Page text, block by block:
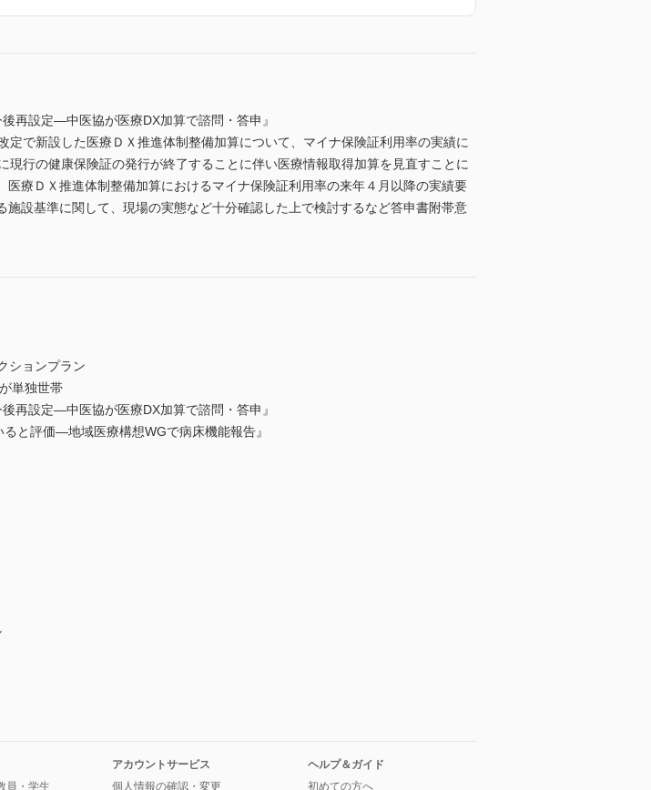
再設定―中医協が医療DX加算で諮問・答申』
で新設した医療ＤＸ推進体制整備加算について、マイナ保険証利用率の実績に
行の健康保険証の発行が終了することに伴い医療情報取得加算を見直すことに
療ＤＸ推進体制整備加算におけるマイナ保険証利用率の来年４月以降の実績要
設基準に関して、現場の実態など十分確認した上で検討するなど答申書附帯意
ションプラン
単独世帯
再設定―中医協が医療DX加算で諮問・答申』
と評価―地域医療構想WGで病床機能報告』
員・学生
アカウントサービス
個人情報の確認・変更
ヘルプ＆ガイド
初めての方へ